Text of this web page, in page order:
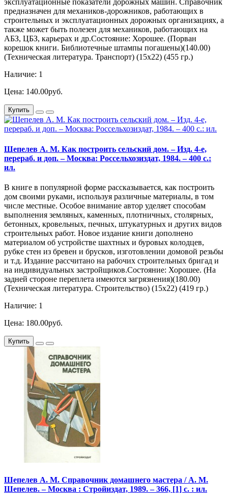
эксплуатационные показатели дорожных машин. Справочник
предназначен для механиков-дорожников, работающих в
строительных и эксплуатационных дорожных организациях, а
также может быть полезен для механиков, работающих на
АБЗ, ЦБЗ, карьерах и др.Состояние: Хорошее. (Порван
корешок книги. Библиотечные штампы погашены)(140.00)
(Техническая литература. Транспорт) (15х22) (455 гр.)
Наличие: 1
Цена: 140.00руб.
Купить
Шепелев А. М. Как построить сельский дом. – Изд. 4-е,
перераб. и доп. – Москва: Россельхозиздат, 1984. – 400 с.:
ил.
В книге в популярной форме рассказывается, как построить
дом своими руками, используя различные материалы, в том
числе местные. Особое внимание автор уделяет способам
выполнения земляных, каменных, плотничных, столярных,
бетонных, кровельных, печных, штукатурных и других видов
строительных работ. Новое издание книги дополнено
материалом об устройстве шахтных и буровых колодцев,
рубке стен из бревен и брусков, изготовлении домовой резьбы
и т.д. Издание рассчитано на рабочих строительных бригад и
на индивидуальных застройщиков.Состояние: Хорошее. (На
задней стороне переплета имеются загрязнения)(180.00)
(Техническая литература. Строительство) (15х22) (419 гр.)
Наличие: 1
Цена: 180.00руб.
Купить
Шепелев А. М. Справочник домашнего мастера / А. М.
Шепелев. – Москва : Стройиздат, 1989. – 366, [1] с. : ил.